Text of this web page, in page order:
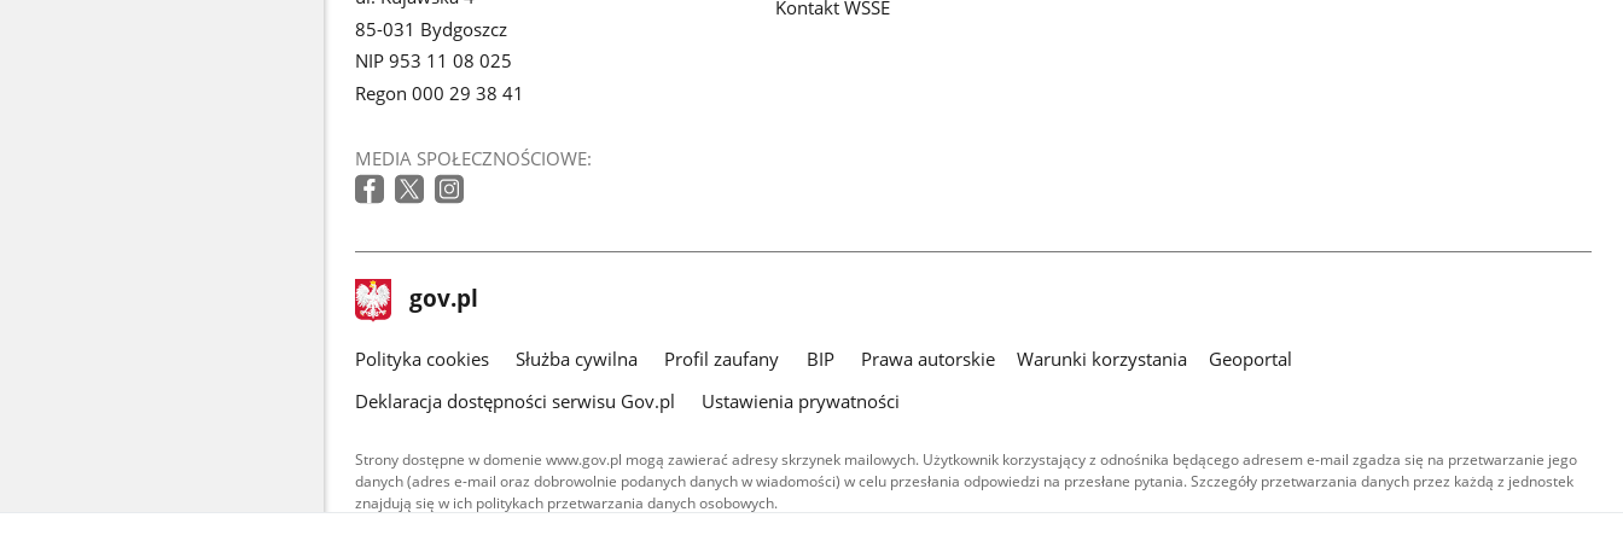
85-031 Bydgoszcz
NIP 953 11 08 025
Regon 000 29 38 41
MEDIA SPOŁECZNOŚCIOWE:
Kontakt WSSE
stopka
gov.pl Strona
gov.pl
gov.pl
Polityka cookies Służba cywilna Profil zaufany BIP Prawa autorskie Warunki korzystania
Geoportal
Deklaracja dostępności serwisu Gov.pl
Ustawienia prywatności
Strony dostępne w domenie www.gov.pl mogą zawierać adresy skrzynek mailowych. Użytkownik korzystający z odnośnika będącego adresem e-mail zgadza się na przetwarzanie jego
danych (adres e-mail oraz dobrowolnie podanych danych w wiadomości) w celu przesłania odpowiedzi na przesłane pytania. Szczegóły przetwarzania danych przez każdą z jednostek
znajdują się w ich politykach przetwarzania danych osobowych.